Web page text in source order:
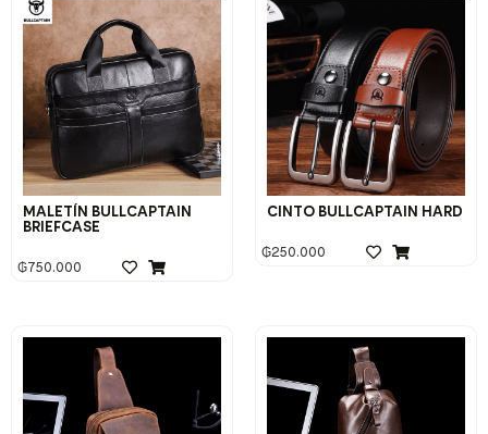
MALETÍN BULLCAPTAIN
BRIEFCASE
₲750.000
CINTO BULLCAPTAIN HARD
₲250.000